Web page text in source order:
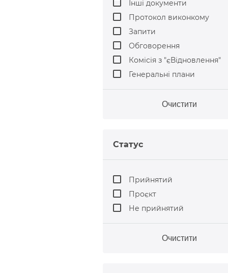
Інші документи
Протокол виконкому
Запити
Обговорення
Комісія з "єВідновлення"
Генеральні плани
Очистити
Статус
Прийнятий
Проєкт
Не прийнятий
Очистити